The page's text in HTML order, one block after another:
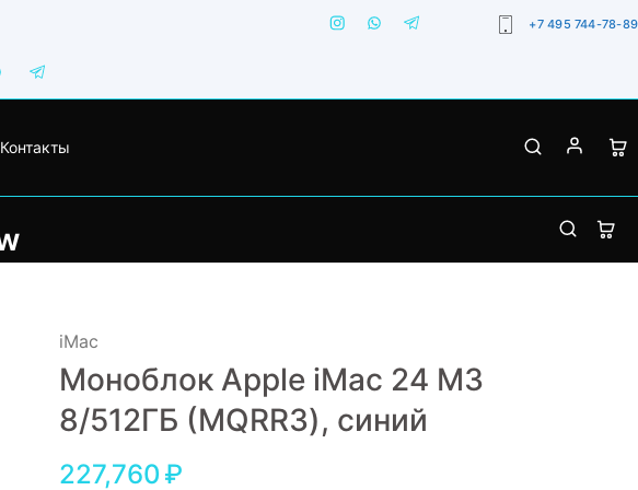
+7 495 744-78-89
Контакты
iMac
Моноблок Apple iMac 24 M3
8/512ГБ (MQRR3), синий
227,760₽